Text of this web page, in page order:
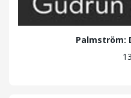
Palmström: